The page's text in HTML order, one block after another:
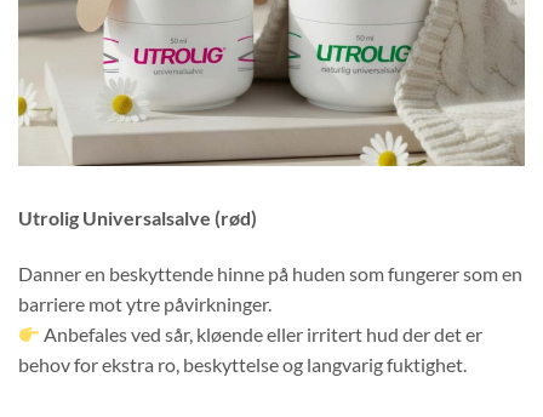
Utrolig Universalsalve (rød)
Danner en beskyttende hinne på huden som fungerer som en
barriere mot ytre påvirkninger.
Anbefales ved sår, kløende eller irritert hud der det er
behov for ekstra ro, beskyttelse og langvarig fuktighet.